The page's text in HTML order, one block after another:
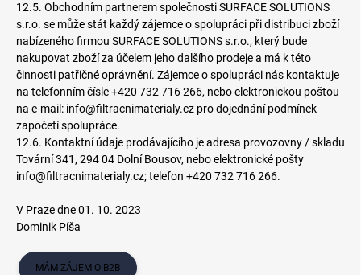
12.5. Obchodním partnerem společnosti SURFACE SOLUTIONS
s.r.o. se může stát každý zájemce o spolupráci při distribuci zboží
nabízeného firmou SURFACE SOLUTIONS s.r.o., který bude
nakupovat zboží za účelem jeho dalšího prodeje a má k této
činnosti patřičné oprávnění. Zájemce o spolupráci nás kontaktuje
na telefonním čísle +420 732 716 266, nebo elektronickou poštou
na e-mail: info@filtracnimaterialy.cz pro dojednání podmínek
započetí spolupráce.
12.6. Kontaktní údaje prodávajícího je adresa provozovny / skladu
Tovární 341, 294 04 Dolní Bousov, nebo elektronické pošty
info@filtracnimaterialy.cz; telefon +420 732 716 266.
V Praze dne 01. 10. 2023
Dominik Píša
MÁM ZÁJEM O B2B